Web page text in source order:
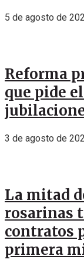
5 de agosto de
Reforma
que pide
3 de agosto de
La mitad
rosarinas
contratos
primera